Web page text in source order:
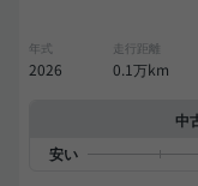
年式
2026
走行距離
0.1万km
中